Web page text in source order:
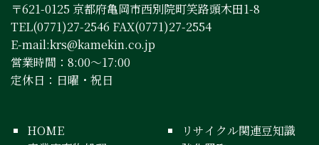
〒621-0125 京都府亀岡市西別院町笑路頭木田1-8
TEL(0771)27-2546 FAX(0771)27-2554
E-mail:krs@kamekin.co.jp
営業時間：8:00～17:00
定休日：日曜・祝日
HOME
リサイクル関連豆知識